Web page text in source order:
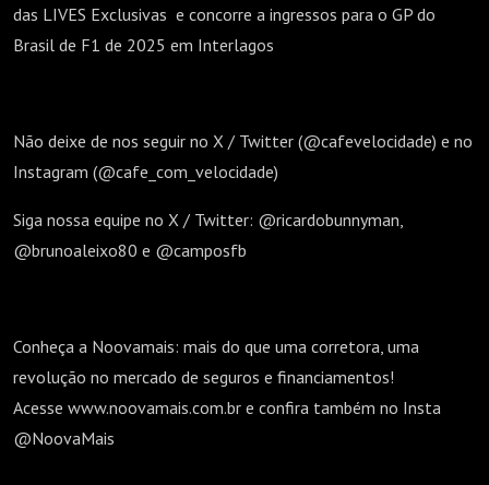
das LIVES Exclusivas e concorre a ingressos para o GP do
Brasil de F1 de 2025 em Interlagos
Não deixe de nos seguir no X / Twitter (@cafevelocidade) e no
Instagram (@cafe_com_velocidade)
Siga nossa equipe no X / Twitter: @ricardobunnyman,
@brunoaleixo80 e @camposfb
Conheça a Noovamais: mais do que uma corretora, uma
revolução no mercado de seguros e financiamentos!
Acesse www.noovamais.com.br e confira também no Insta
@NoovaMais